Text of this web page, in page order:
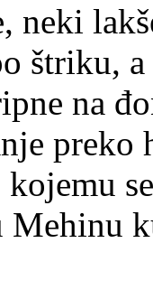
neki
štriku,
na
preko